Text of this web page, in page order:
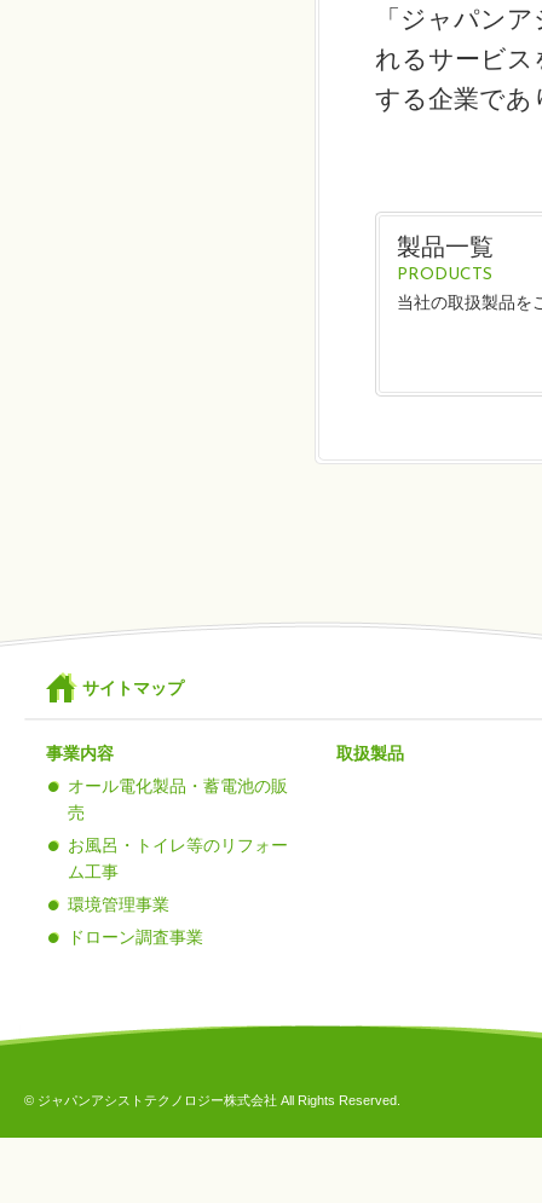
「ジャパン
れるサービス
する企業であ
製品一覧
PRODUCTS
当社の取扱製品を
サイトマップ
事業内容
オール電化製品・蓄電池の販
売
お風呂・トイレ等のリフォー
ム工事
環境管理事業
ドローン調査事業
取扱製品
© ジャパンアシストテクノロジー株式会社 All Rights Reserved.